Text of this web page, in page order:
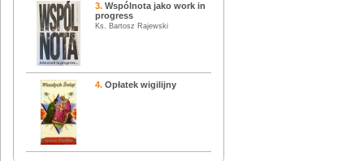
3. Wspólnota jako work in
progress
Ks. Bartosz Rajewski
4. Opłatek wigilijny